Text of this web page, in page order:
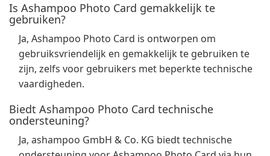
Is Ashampoo Photo Card gemakkelijk te
gebruiken?
Ja, Ashampoo Photo Card is ontworpen om
gebruiksvriendelijk en gemakkelijk te gebruiken te
zijn, zelfs voor gebruikers met beperkte technische
vaardigheden.
Biedt Ashampoo Photo Card technische
ondersteuning?
Ja, ashampoo GmbH & Co. KG biedt technische